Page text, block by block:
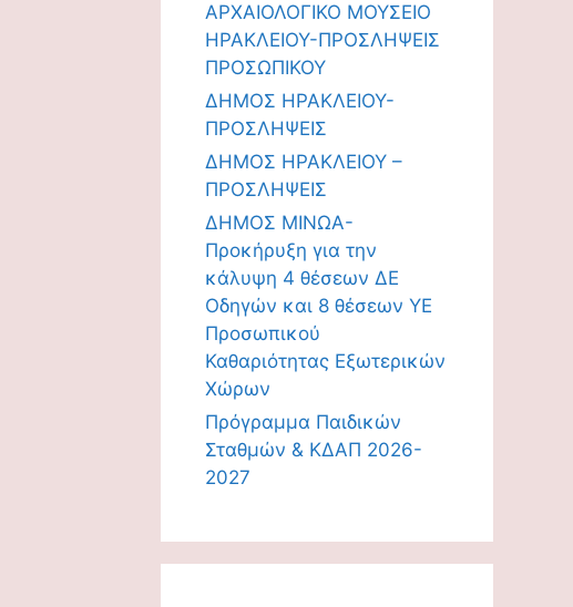
ΑΡΧΑΙΟΛΟΓΙΚΟ ΜΟΥΣΕΙΟ
ΗΡΑΚΛΕΙΟΥ-ΠΡΟΣΛΗΨΕΙΣ
ΠΡΟΣΩΠΙΚΟΥ
ΔΗΜΟΣ ΗΡΑΚΛΕΙΟΥ-
ΠΡΟΣΛΗΨΕΙΣ
ΔΗΜΟΣ ΗΡΑΚΛΕΙΟΥ –
ΠΡΟΣΛΗΨΕΙΣ
ΔΗΜΟΣ ΜΙΝΩΑ-
Προκήρυξη για την
κάλυψη 4 θέσεων ΔΕ
Οδηγών και 8 θέσεων ΥΕ
Προσωπικού
Καθαριότητας Εξωτερικών
Χώρων
Πρόγραμμα Παιδικών
Σταθμών & ΚΔΑΠ 2026-
2027